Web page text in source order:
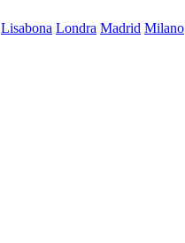
Lisabona Londra Madrid Milano